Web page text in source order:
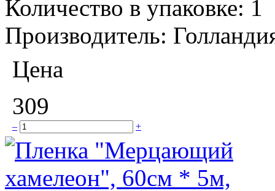
Количество в упаковке: 1
Производитель:
Цена
309
– +